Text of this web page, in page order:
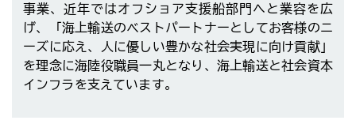
事業、近年ではオフショア支援船部門へと業容を広
げ、「海上輸送のベストパートナーとしてお客様のニ
ーズに応え、人に優しい豊かな社会実現に向け貢献」
を理念に海陸役職員一丸となり、海上輸送と社会資本
インフラを支えています。